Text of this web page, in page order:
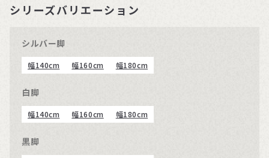
シリーズバリエーション
シルバー脚
幅140cm 幅160cm 幅180cm
白脚
幅140cm 幅160cm 幅180cm
黒脚